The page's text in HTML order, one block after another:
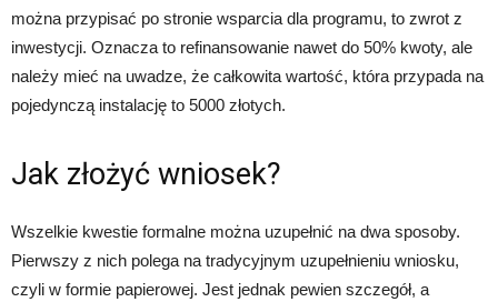
można przypisać po stronie wsparcia dla programu, to zwrot z
inwestycji. Oznacza to refinansowanie nawet do 50% kwoty, ale
należy mieć na uwadze, że całkowita wartość, która przypada na
pojedynczą instalację to 5000 złotych.
Jak złożyć wniosek?
Wszelkie kwestie formalne można uzupełnić na dwa sposoby.
Pierwszy z nich polega na tradycyjnym uzupełnieniu wniosku,
czyli w formie papierowej. Jest jednak pewien szczegół, a